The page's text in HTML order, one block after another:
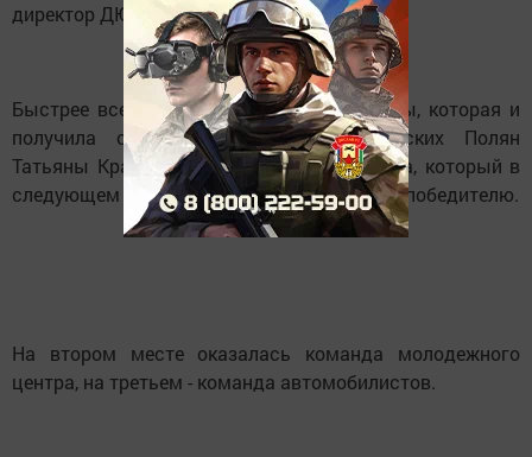
директор ДЮСШ Рустам Габдульбаров.
Быстрее всех оказалась команда 1 школы, которая и
получила от заместителя Главы Камских Полян
Татьяны Красновой заветный ключ города, который в
следующем году перейдет другой команде-победителю.
На втором месте оказалась команда молодежного
центра, на третьем - команда автомобилистов.